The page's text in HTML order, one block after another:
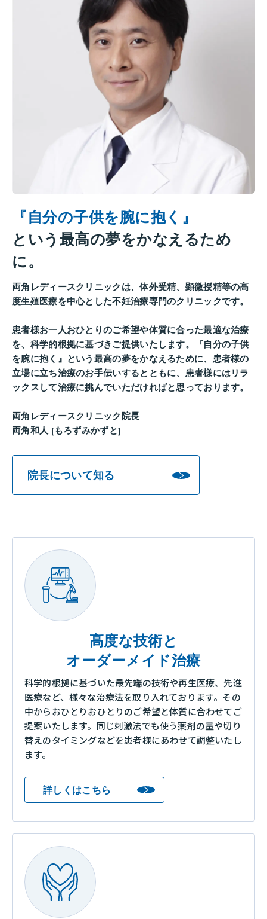
『自分の子供を腕に抱く』
という最高の夢をかなえるため
に。
両角レディースクリニックは、体外受精、顕微授精等の高
度生殖医療を中心とした不妊治療専門のクリニックです。
患者様お一人おひとりのご希望や体質に合った最適な治療
を、科学的根拠に基づきご提供いたします。『自分の子供
を腕に抱く』という最高の夢をかなえるために、患者様の
立場に立ち治療のお手伝いするとともに、患者様にはリラ
ックスして治療に挑んでいただければと思っております。
両角レディースクリニック院長
両角和人 [もろずみかずと]
院長について知る
高度な技術と
オーダーメイド治療
科学的根拠に基づいた最先端の技術や再生医療、先進
医療など、様々な治療法を取り入れております。その
中からおひとりおひとりのご希望と体質に合わせてご
提案いたします。同じ刺激法でも使う薬剤の量や切り
替えのタイミングなどを患者様にあわせて調整いたし
ます。
詳しくはこちら